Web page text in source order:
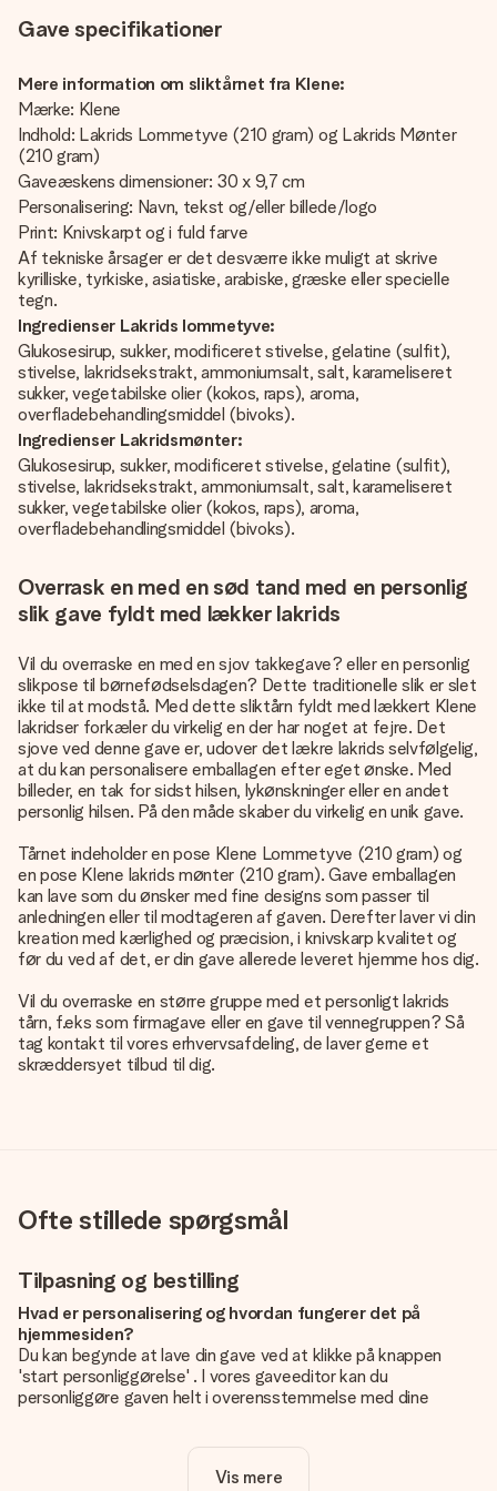
Gave specifikationer
Mere information om sliktårnet fra Klene:
Mærke: Klene
Indhold: Lakrids Lommetyve (210 gram) og Lakrids Mønter
(210 gram)
Gaveæskens dimensioner: 30 x 9,7 cm
Personalisering: Navn, tekst og/eller billede/logo
Print: Knivskarpt og i fuld farve
Af tekniske årsager er det desværre ikke muligt at skrive
kyrilliske, tyrkiske, asiatiske, arabiske, græske eller specielle
tegn.
Ingredienser Lakrids lommetyve:
Glukosesirup, sukker, modificeret stivelse, gelatine (sulfit),
stivelse, lakridsekstrakt, ammoniumsalt, salt, karameliseret
sukker, vegetabilske olier (kokos, raps), aroma,
overfladebehandlingsmiddel (bivoks).
Ingredienser Lakridsmønter:
Glukosesirup, sukker, modificeret stivelse, gelatine (sulfit),
stivelse, lakridsekstrakt, ammoniumsalt, salt, karameliseret
sukker, vegetabilske olier (kokos, raps), aroma,
overfladebehandlingsmiddel (bivoks).
Overrask en med en sød tand med en personlig
slik gave fyldt med lækker lakrids
Vil du overraske en med en sjov takkegave? eller en personlig
slikpose til børnefødselsdagen? Dette traditionelle slik er slet
ikke til at modstå. Med dette sliktårn fyldt med lækkert Klene
lakridser forkæler du virkelig en der har noget at fejre. Det
sjove ved denne gave er, udover det lækre lakrids selvfølgelig,
at du kan personalisere emballagen efter eget ønske. Med
billeder, en tak for sidst hilsen, lykønskninger eller en andet
personlig hilsen. På den måde skaber du virkelig en unik gave.
Tårnet indeholder en pose Klene Lommetyve (210 gram) og
en pose Klene lakrids mønter (210 gram). Gave emballagen
kan lave som du ønsker med fine designs som passer til
anledningen eller til modtageren af gaven. Derefter laver vi din
kreation med kærlighed og præcision, i knivskarp kvalitet og
før du ved af det, er din gave allerede leveret hjemme hos dig.
Vil du overraske en større gruppe med et personligt lakrids
tårn, f.eks som firmagave eller en gave til vennegruppen? Så
tag kontakt til vores erhvervsafdeling, de laver gerne et
skræddersyet tilbud til dig.
Ofte stillede spørgsmål
Tilpasning og bestilling
Hvad er personalisering og hvordan fungerer det på
hjemmesiden?
Du kan begynde at lave din gave ved at klikke på knappen
'start personliggørelse' . I vores gaveeditor kan du
personliggøre gaven helt i overensstemmelse med dine
Er personalisering inkluderet i prisen?
Vis mere